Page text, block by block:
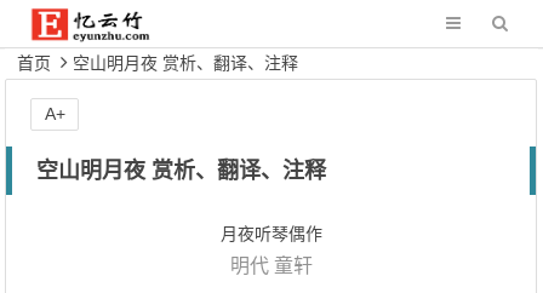
首页 空山明月夜 赏析、翻译、注释
空山明月夜 赏析、翻译、注释
月夜听琴偶作
明代 童轩
A+